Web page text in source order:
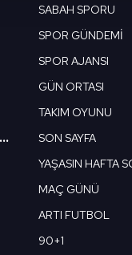
ziyaret edebilirsiniz.
hazırlanmış
almak için lütfen
ZİRAAT TÜRKİYE KUPASI
SABAH SPORU
SPOR GÜNDEMİ
SPOR AJANSI
GÜN ORTASI
TAKIM OYUNU
SON SAYFA
YAŞASIN HAFTA
MAÇ GÜNÜ
ARTI FUTBOL
90+1